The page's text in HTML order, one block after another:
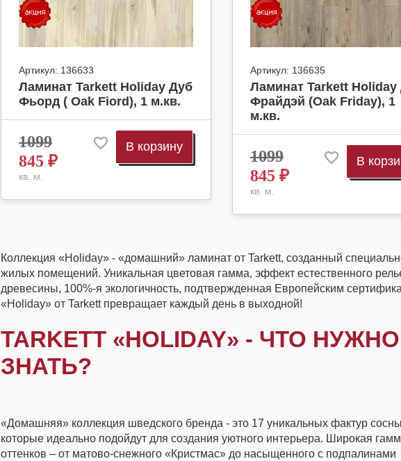
Артикул: 136633
Ламинат Tarkett Holiday Дуб
Фьорд ( Oak Fiord), 1 м.кв.
1099
845 ₽
кв. м.
В корзину
Артикул: 136635
Ламинат Tarkett Holiday
Фрайдэй (Oak Friday), 1
м.кв.
1099
845 ₽
кв. м.
В
Коллекция «Holiday» - «домашний» ламинат от Tarkett, созданный
жилых помещений. Уникальная цветовая гамма, эффект естественного
древесины, 100%-я экологичность, подтвержденная Европейским
«Holiday» от Tarkett превращает каждый день в выходной!
TARKETT «HOLIDAY» - ЧТО НУЖНО
ЗНАТЬ?
«Домашняя» коллекция шведского бренда - это 17 уникальных фактур
которые идеально подойдут для создания уютного интерьера. Широкая
оттенков – от матово-снежного «Кристмас» до насыщенного с подпалинами